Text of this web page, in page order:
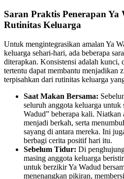
Saran Praktis Penerapan Ya
Rutinitas Keluarga
Untuk mengintegrasikan amalan Ya
keluarga sehari-hari, ada beberapa
diterapkan. Konsistensi adalah
tertentu dapat membantu menjadikan
terpisahkan dari rutinitas keluarga
Saat Makan Bersama:
seluruh anggota keluarga untuk
Wadud” beberapa kali. Niatkan
menjadi berkah, serta
sayang di antara mereka. Ini
berbagi cerita positif hari itu.
Sebelum Tidur: Di
masing anggota keluarga
untuk berzikir Ya Wadud
menenangkan pikiran,